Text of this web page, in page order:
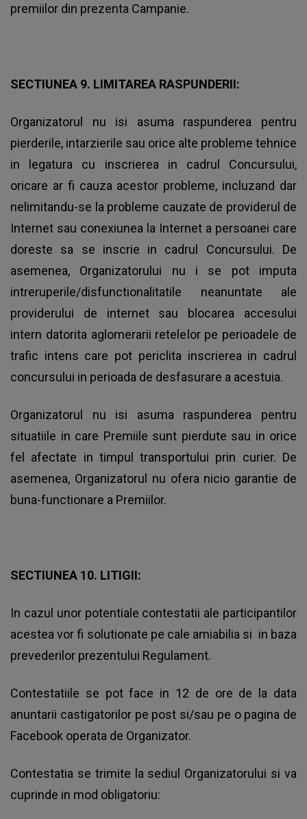
premiilor din prezenta Campanie.
SECTIUNEA 9. LIMITAREA RASPUNDERII:
Organizatorul nu isi asuma raspunderea pentru
pierderile, intarzierile sau orice alte probleme tehnice
in legatura cu inscrierea in cadrul Concursului,
oricare ar fi cauza acestor probleme, incluzand dar
nelimitandu-se la probleme cauzate de providerul de
Internet sau conexiunea la Internet a persoanei care
doreste sa se inscrie in cadrul Concursului. De
asemenea, Organizatorului nu i se pot imputa
intreruperile/disfunctionalitatile neanuntate ale
providerului de internet sau blocarea accesului
intern datorita aglomerarii retelelor pe perioadele de
trafic intens care pot periclita inscrierea in cadrul
concursului in perioada de desfasurare a acestuia.
Organizatorul nu isi asuma raspunderea pentru
situatiile in care Premiile sunt pierdute sau in orice
fel afectate in timpul transportului prin curier. De
asemenea, Organizatorul nu ofera nicio garantie de
buna-functionare a Premiilor.
SECTIUNEA 10. LITIGII:
In cazul unor potentiale contestatii ale participantilor
acestea vor fi solutionate pe cale amiabilia si in baza
prevederilor prezentului Regulament.
Contestatiile se pot face in 12 de ore de la data
anuntarii castigatorilor pe post si/sau pe o pagina de
Facebook operata de Organizator.
Contestatia se trimite la sediul Organizatorului si va
cuprinde in mod obligatoriu: